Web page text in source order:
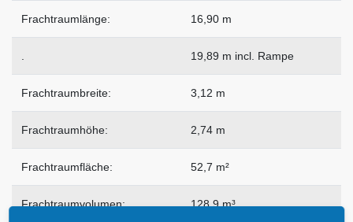
Frachtraumlänge: 16,90 m
19,89 m incl. Rampe
Frachtraumbreite: 3,12 m
Frachtraumhöhe: 2,74 m
Frachtraumfläche: 52,7 m²
Frachtraumvolumen: 128,9 m³